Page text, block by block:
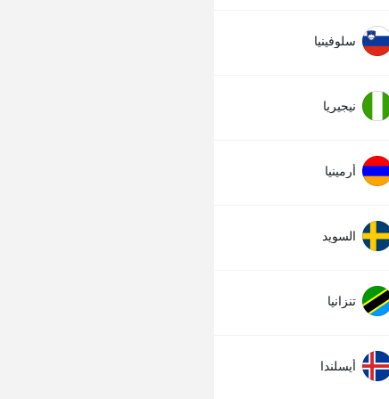
سلوفينيا
نيجيريا
أرمينيا
السويد
تنزانيا
أيسلندا